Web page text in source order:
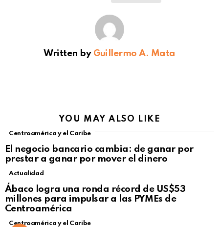
Written by Guillermo A. Mata
YOU MAY ALSO LIKE
Centroamérica y el Caribe
El negocio bancario cambia: de ganar por
prestar a ganar por mover el dinero
Not Safe For Work
Click to view this post
Actualidad
Ábaco logra una ronda récord de US$53
millones para impulsar a las PYMEs de
Centroamérica
Centroamérica y el Caribe